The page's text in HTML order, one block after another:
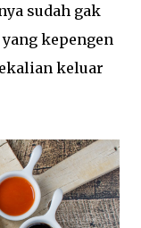
sudah gak
kepengen
keluar